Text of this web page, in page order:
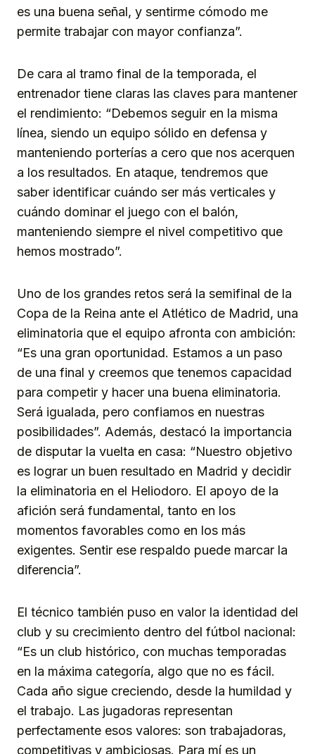
es una buena señal, y sentirme cómodo me
permite trabajar con mayor confianza”.
De cara al tramo final de la temporada, el
entrenador tiene claras las claves para mantener
el rendimiento: “Debemos seguir en la misma
línea, siendo un equipo sólido en defensa y
manteniendo porterías a cero que nos acerquen
a los resultados. En ataque, tendremos que
saber identificar cuándo ser más verticales y
cuándo dominar el juego con el balón,
manteniendo siempre el nivel competitivo que
hemos mostrado”.
Uno de los grandes retos será la semifinal de la
Copa de la Reina ante el Atlético de Madrid, una
eliminatoria que el equipo afronta con ambición:
“Es una gran oportunidad. Estamos a un paso
de una final y creemos que tenemos capacidad
para competir y hacer una buena eliminatoria.
Será igualada, pero confiamos en nuestras
posibilidades”. Además, destacó la importancia
de disputar la vuelta en casa: “Nuestro objetivo
es lograr un buen resultado en Madrid y decidir
la eliminatoria en el Heliodoro. El apoyo de la
afición será fundamental, tanto en los
momentos favorables como en los más
exigentes. Sentir ese respaldo puede marcar la
diferencia”.
El técnico también puso en valor la identidad del
club y su crecimiento dentro del fútbol nacional:
“Es un club histórico, con muchas temporadas
en la máxima categoría, algo que no es fácil.
Cada año sigue creciendo, desde la humildad y
el trabajo. Las jugadoras representan
perfectamente esos valores: son trabajadoras,
competitivas y ambiciosas. Para mí es un